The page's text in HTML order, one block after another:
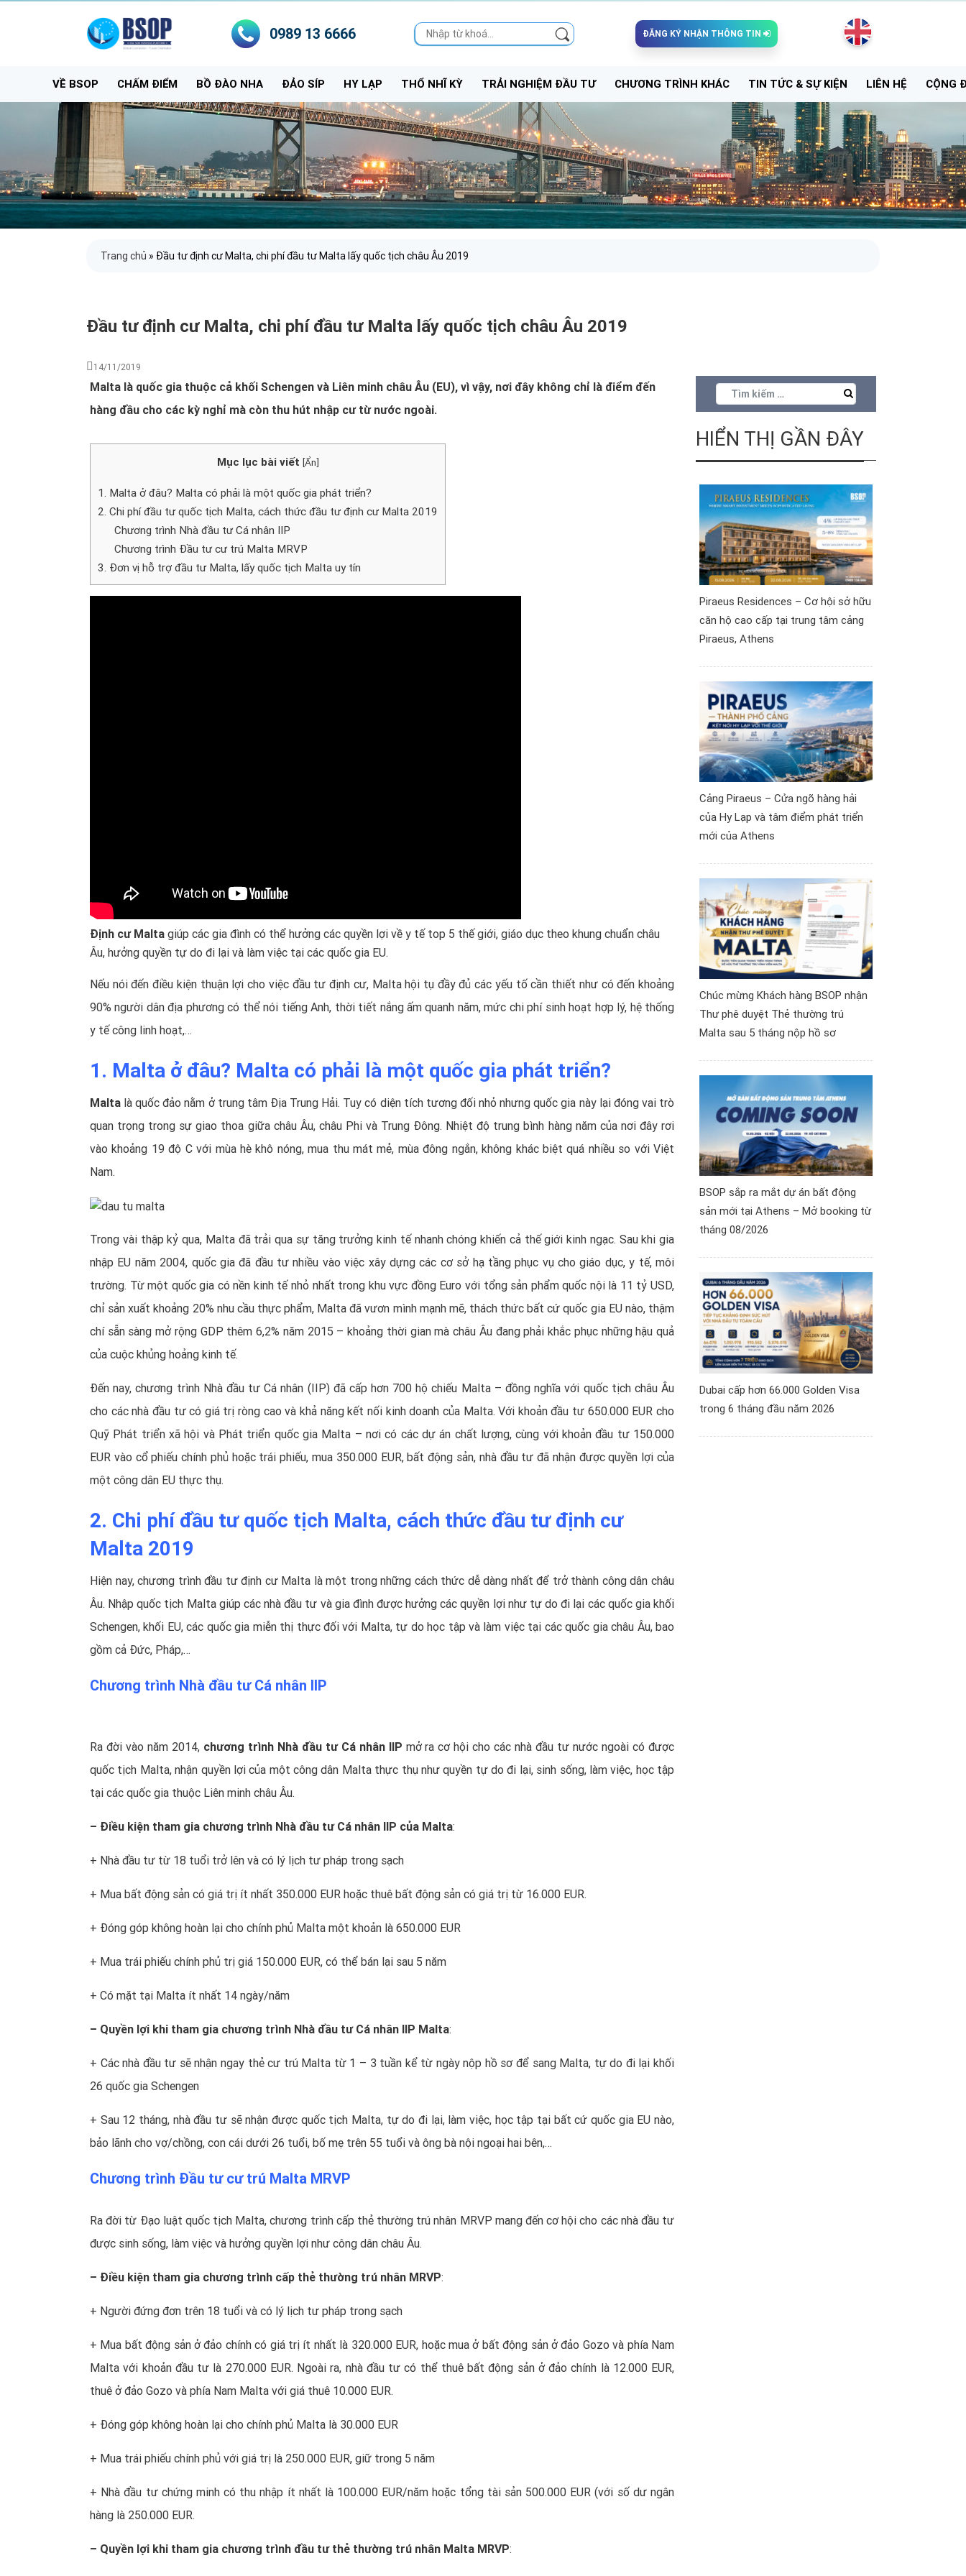
0989 13 6666 ĐĂNG KÝ NHẬN THÔNG TIN
VỀ BSOP CHẤM ĐIỂM BỒ ĐÀO NHA ĐẢO SÍP HY LẠP THỔ NHĨ KỲ TRẢI NGHIỆM ĐẦU TƯ CHƯƠNG TRÌNH KHÁC TIN TỨC & SỰ KIỆN LIÊN HỆ CỘNG
Trang chủ » Đầu tư định cư Malta, chi phí đầu tư Malta lấy quốc tịch châu Âu 2019
Đầu tư định cư Malta, chi phí đầu tư Malta lấy quốc tịch châu Âu 2019
14/11/2019
Malta là quốc gia thuộc cả khối Schengen và Liên minh châu Âu (EU), vì vậy, nơi đây không chỉ là điểm đến
hàng đầu cho các kỳ nghỉ mà còn thu hút nhập cư từ nước ngoài.
Mục lục bài viết [Ẩn]
1. Malta ở đâu? Malta có phải là một quốc gia phát triển?
2. Chi phí đầu tư quốc tịch Malta, cách thức đầu tư định cư Malta 2019
Chương trình Nhà đầu tư Cá nhân IIP
Chương trình Đầu tư cư trú Malta MRVP
3. Đơn vị hỗ trợ đầu tư Malta, lấy quốc tịch Malta uy tín
Định cư Malta giúp các gia đình có thể hưởng các quyền lợi về y tế top 5 thế giới, giáo dục theo khung chuẩn châu
Âu, hưởng quyền tự do đi lại và làm việc tại các quốc gia EU.
Nếu nói đến điều kiện thuận lợi cho việc đầu tư định cư, Maltahội tụ đầy đủ các yếu tố cần thiết như có đến khoảng
90% người dân địa phương có thể nói tiếng Anh, thời tiết nắng ấm quanh năm, mức chi phí sinh hoạt hợp lý, hệ thống
y tế công linh hoạt,…
1. Malta ở đâu? Malta có phải là một quốc gia phát triển?
Malta là quốc đảo nằm ở trung tâm Địa Trung Hải. Tuy có diện tích tương đối nhỏ nhưng quốc gia này lại đóng vai trò
quan trọng trong sự giao thoa giữa châu Âu, châu Phi và Trung Đông. Nhiệt độ trung bình hàng năm của nơi đây rơi
vào khoảng 19 độ C với mùa hè khô nóng, mua thu mát mẻ, mùa đông ngắn, không khác biệt quá nhiều so với Việt
Nam.
Trong vài thập kỷ qua, Malta đã trải qua sự tăng trưởng kinh tế nhanh chóng khiến cả thế giới kinh ngạc. Sau khi gia
nhập EU năm 2004, quốc gia đã đầu tư nhiều vào việc xây dựng các cơ sở hạ tầng phục vụ cho giáo dục, y tế, môi
trường. Từ một quốc gia có nền kinh tế nhỏ nhất trong khu vực đồng Euro với tổng sản phẩm quốc nội là 11 tỷ USD,
chỉ sản xuất khoảng 20% nhu cầu thực phẩm, Malta đã vươn mình mạnh mẽ, thách thức bất cứ quốc gia EU nào, thậm
chí sẵn sàng mở rộng GDP thêm 6,2% năm 2015 – khoảng thời gian mà châu Âu đang phải khắc phục những hậu quả
của cuộc khủng hoảng kinh tế.
Đến nay, chương trình Nhà đầu tư Cá nhân (IIP) đã cấp hơn 700 hộ chiếu Malta – đồng nghĩa với quốc tịch châu Âu
cho các nhà đầu tư có giá trị ròng cao và khả năng kết nối kinh doanh của Malta. Với khoản đầu tư 650.000 EUR cho
Quỹ Phát triển xã hội và Phát triển quốc gia Malta – nơi có các dự án chất lượng, cùng với khoản đầu tư 150.000
EUR vào cổ phiếu chính phủ hoặc trái phiếu, mua 350.000 EUR, bất động sản, nhà đầu tư đã nhận được quyền lợi của
một công dân EU thực thụ.
2. Chi phí đầu tư quốc tịch Malta, cách thức đầu tư định cư
Malta 2019
Hiện nay,chương trình đầu tư định cư Malta là một trong những cách thức dễ dàng nhất để trở thành công dân châu
Âu. Nhập quốc tịch Malta giúp các nhà đầu tư và gia đình được hưởng các quyền lợi như tự do đi lại các quốc gia khối
Schengen, khối EU, các quốc gia miễn thị thực đối với Malta, tự do học tập và làm việc tại các quốc gia châu Âu, bao
gồm cả Đức, Pháp,…
Chương trình Nhà đầu tư Cá nhân IIP
Ra đời vào năm 2014, chương trình Nhà đầu tư Cá nhân IIP mở ra cơ hội cho các nhà đầu tư nước ngoài có được
quốc tịch Malta, nhận quyền lợi của một công dân Malta thực thụ như quyền tự do đi lại, sinh sống, làm việc, học tập
tại các quốc gia thuộc Liên minh châu Âu.
– Điều kiện tham gia chương trình Nhà đầu tư Cá nhân IIP của Malta:
+ Nhà đầu tư từ 18 tuổi trở lên và có lý lịch tư pháp trong sạch
+ Mua bất động sản có giá trị ít nhất 350.000 EUR hoặc thuê bất động sản có giá trị từ 16.000 EUR.
+ Đóng góp không hoàn lại cho chính phủ Malta một khoản là 650.000 EUR
+ Mua trái phiếu chính phủ trị giá 150.000 EUR, có thể bán lại sau 5 năm
+ Có mặt tại Malta ít nhất 14 ngày/năm
– Quyền lợi khi tham gia chương trình Nhà đầu tư Cá nhân IIP Malta:
+ Các nhà đầu tư sẽ nhận ngay thẻ cư trú Malta từ 1 – 3 tuần kể từ ngày nộp hồ sơ để sang Malta, tự do đi lại khối
26 quốc gia Schengen
+ Sau 12 tháng, nhà đầu tư sẽ nhận được quốc tịch Malta, tự do đi lại, làm việc, học tập tại bất cứ quốc gia EU nào,
bảo lãnh cho vợ/chồng, con cái dưới 26 tuổi, bố mẹ trên 55 tuổi và ông bà nội ngoại hai bên,…
Chương trình Đầu tư cư trú Malta MRVP
Ra đời từ Đạo luật quốc tịch Malta,chương trình cấp thẻ thường trú nhân MRVP mang đến cơ hội cho các nhà đầu tư
được sinh sống, làm việc và hưởng quyền lợi như công dân châu Âu.
– Điều kiện tham gia chương trình cấp thẻ thường trú nhân MRVP:
+ Người đứng đơn trên 18 tuổi và có lý lịch tư pháp trong sạch
+ Mua bất động sản ở đảo chính có giá trị ít nhất là 320.000 EUR, hoặc mua ở bất động sản ở đảo Gozo và phía Nam
Malta với khoản đầu tư là 270.000 EUR. Ngoài ra, nhà đầu tư có thể thuê bất động sản ở đảo chính là 12.000 EUR,
thuê ở đảo Gozo và phía Nam Malta với giá thuê 10.000 EUR.
+ Đóng góp không hoàn lại cho chính phủ Malta là 30.000 EUR
+ Mua trái phiếu chính phủ với giá trị là 250.000 EUR, giữ trong 5 năm
+ Nhà đầu tư chứng minh có thu nhập ít nhất là 100.000 EUR/năm hoặc tổng tài sản 500.000 EUR (với số dư ngân
hàng là 250.000 EUR.
– Quyền lợi khi tham gia chương trình đầu tư thẻ thường trú nhân Malta MRVP:
HIỂN THỊ GẦN ĐÂY
Piraeus Residences – Cơ hội sở hữu
căn hộ cao cấp tại trung tâm cảng
Piraeus, Athens
Cảng Piraeus – Cửa ngõ hàng hải
của Hy Lạp và tâm điểm phát triển
mới của Athens
Chúc mừng Khách hàng BSOP nhận
Thư phê duyệt Thẻ thường trú
Malta sau 5 tháng nộp hồ sơ
BSOP sắp ra mắt dự án bất động
sản mới tại Athens – Mở booking từ
tháng 08/2026
Dubai cấp hơn 66.000 Golden Visa
trong 6 tháng đầu năm 2026